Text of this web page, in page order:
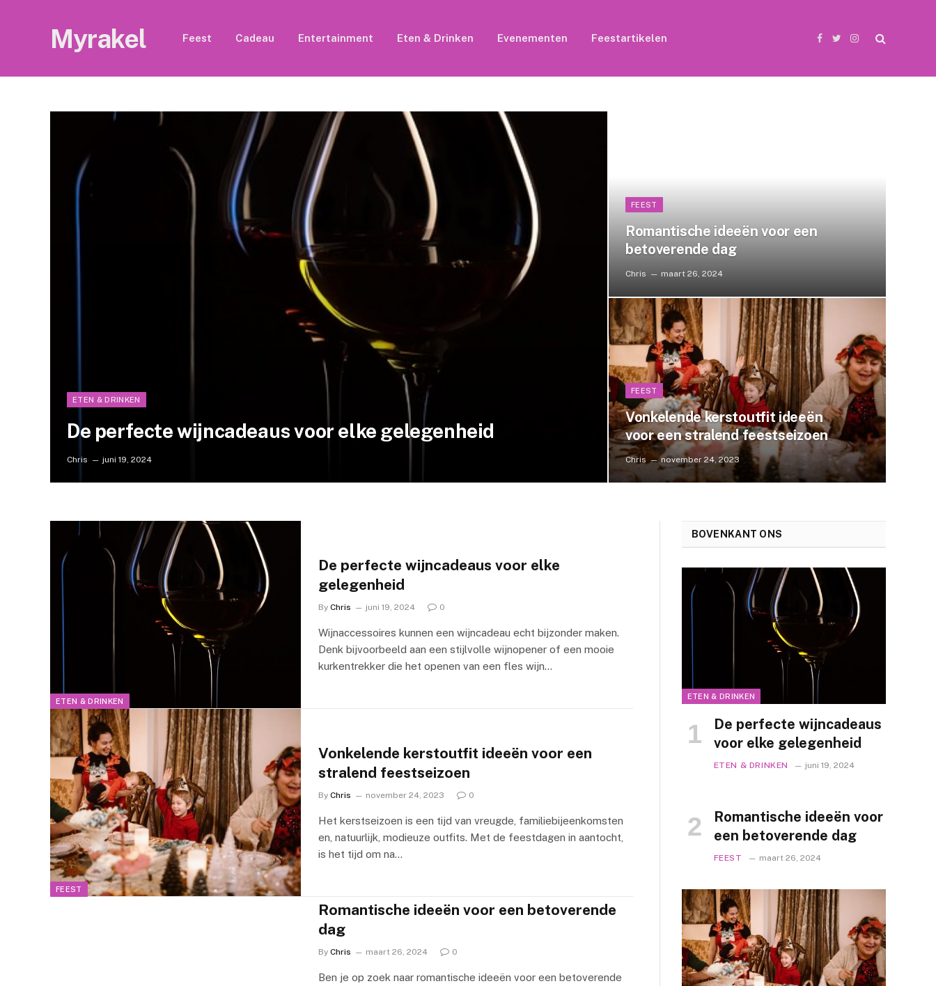
Myrakel Feest Cadeau Entertainment Eten & Drinken Evenementen Feestartikelen
Facebook
TwitterInstagram
ETEN & DRINKEN
De perfecte wijncadeaus voor elke gelegenheid
Chris juni 19, 2024
FEEST
Romantische ideeën voor een
betoverende dag
Chris maart 26, 2024
FEEST
Vonkelende kerstoutfit ideeën
voor een stralend feestseizoen
Chris november 24, 2023
ETEN & DRINKEN
De perfecte wijncadeaus voor elke
gelegenheid
By Chris juni 19, 2024 0
Wijnaccessoires kunnen een wijncadeau echt bijzonder maken.
Denk bijvoorbeeld aan een stijlvolle wijnopener of een mooie
kurkentrekker die het openen van een fles wijn…
FEEST
Vonkelende kerstoutfit ideeën voor een
stralend feestseizoen
By Chris november 24, 2023 0
Het kerstseizoen is een tijd van vreugde, familiebijeenkomsten
en, natuurlijk, modieuze outfits. Met de feestdagen in aantocht,
is het tijd om na…
Romantische ideeën voor een betoverende
dag
By Chris maart 26, 2024 0
Ben je op zoek naar romantische ideeën voor een betoverende
BOVENKANT ONS
ETEN & DRINKEN
De perfecte wijncadeaus
voor elke gelegenheid
ETEN & DRINKEN juni 19, 2024
Romantische ideeën voor
een betoverende dag
FEEST maart 26, 2024